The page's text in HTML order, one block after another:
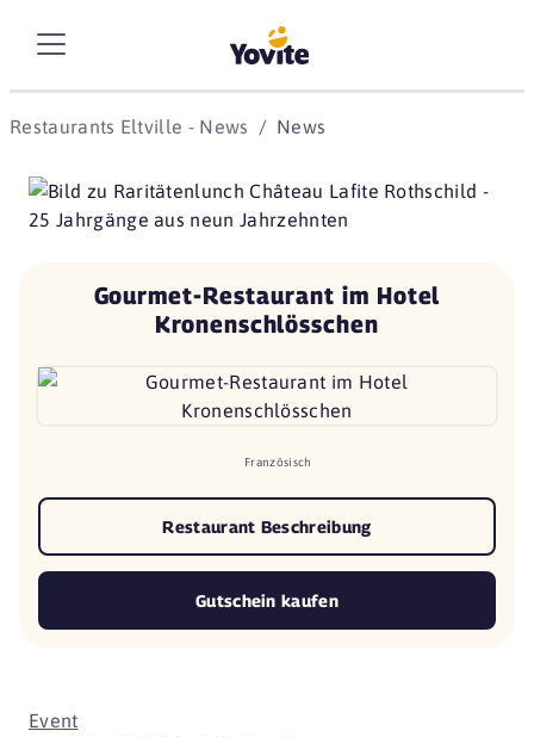
Restaurants Eltville - News News
Event
Gourmet-Restaurant im Hotel
Kronenschlösschen
Französisch
Restaurant Beschreibung
Gutschein kaufen